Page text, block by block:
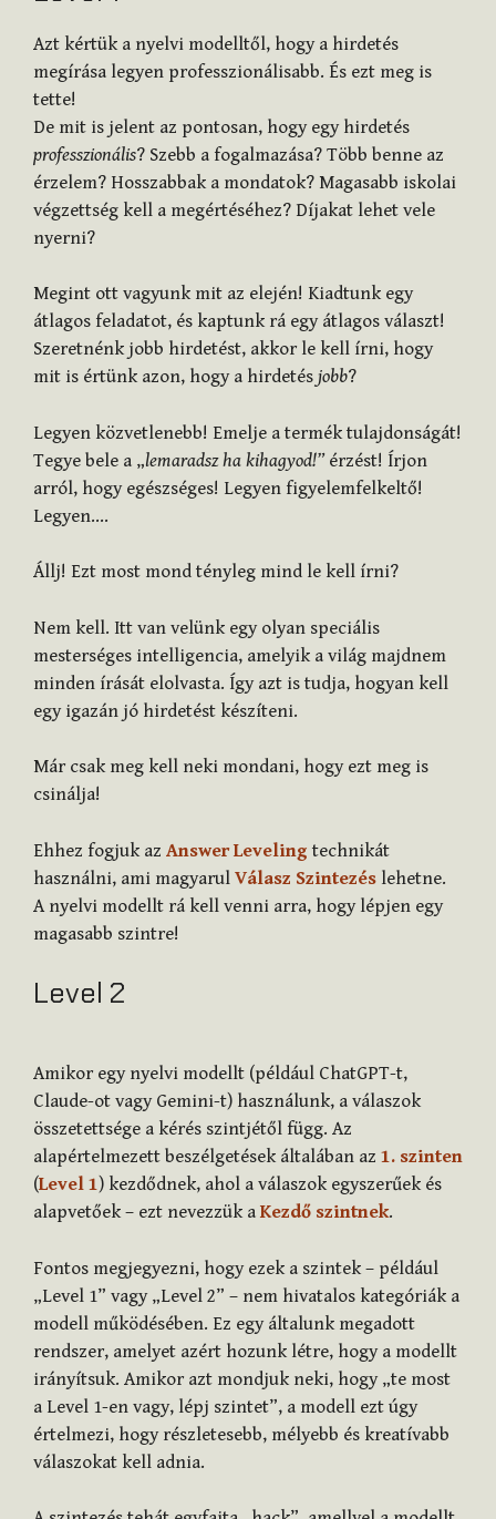
Azt kértük a nyelvi modelltől, hogy a hirdetés
megírása legyen professzionálisabb. És ezt meg is
tette!
De mit is jelent az pontosan, hogy egy hirdetés
professzionális? Szebb a fogalmazása? Több benne az
érzelem? Hosszabbak a mondatok? Magasabb iskolai
végzettség kell a megértéséhez? Díjakat lehet vele
nyerni?
Megint ott vagyunk mit az elején! Kiadtunk egy
átlagos feladatot, és kaptunk rá egy átlagos választ!
Szeretnénk jobb hirdetést, akkor le kell írni, hogy
mit is értünk azon, hogy a hirdetés jobb?
Legyen közvetlenebb! Emelje a termék tulajdonságát!
Tegye bele a „lemaradsz ha kihagyod!”érzést! Írjon
arról, hogy egészséges! Legyen figyelemfelkeltő!
Legyen….
Állj! Ezt most mond tényleg mind le kell írni?
Nem kell. Itt van velünk egy olyan speciális
mesterséges intelligencia, amelyik a világ majdnem
minden írását elolvasta. Így azt is tudja, hogyan kell
egy igazán jó hirdetést készíteni.
Már csak meg kell neki mondani, hogy ezt meg is
csinálja!
Ehhez fogjuk az Answer Leveling technikát
használni, ami magyarul Válasz Szintezés lehetne.
A nyelvi modellt rá kell venni arra, hogy lépjen egy
magasabb szintre!
Level 2
Amikor egy nyelvi modellt (például ChatGPT-t,
Claude-ot vagy Gemini-t) használunk, a válaszok
összetettsége a kérés szintjétől függ. Az
alapértelmezett beszélgetések általában az 1. szinten
(Level 1) kezdődnek, ahol a válaszok egyszerűek és
alapvetőek – ezt nevezzük a Kezdő szintnek.
Fontos megjegyezni, hogy ezek a szintek – például
„Level 1” vagy „Level 2” – nem hivatalos kategóriák a
modell működésében. Ez egy általunk megadott
rendszer, amelyet azért hozunk létre, hogy a modellt
irányítsuk. Amikor azt mondjuk neki, hogy „te most
a Level 1-en vagy, lépj szintet”, a modell ezt úgy
értelmezi, hogy részletesebb, mélyebb és kreatívabb
válaszokat kell adnia.